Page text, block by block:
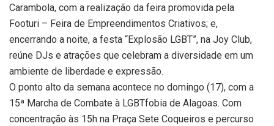
Carambola, com a realização da feira promovida pela
Footuri – Feira de Empreendimentos Criativos; e,
encerrando a noite, a festa “Explosão LGBT”, na Joy Club,
reúne DJs e atrações que celebram a diversidade em um
ambiente de liberdade e expressão.
O ponto alto da semana acontece no domingo (17), com a
15ª Marcha de Combate à LGBTfobia de Alagoas. Com
concentração às 15h na Praça Sete Coqueiros e percurso